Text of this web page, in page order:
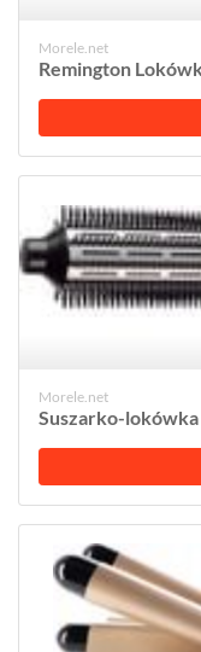
Morele.net
Remington
Morele.net
Suszarko-lokówka